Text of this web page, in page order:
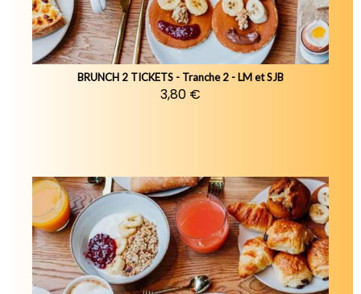
BRUNCH 2 TICKETS - Tranche 2 - LM et SJB
3,80 €